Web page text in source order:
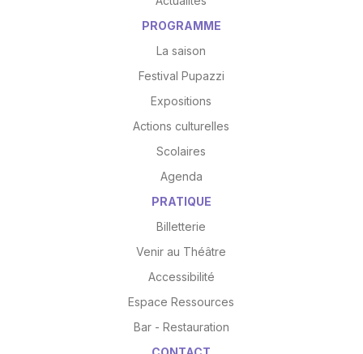
PROGRAMME
La saison
Festival Pupazzi
Expositions
Actions culturelles
Scolaires
Agenda
PRATIQUE
Billetterie
Venir au Théâtre
Accessibilité
Espace Ressources
Bar - Restauration